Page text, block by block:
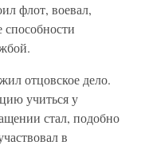
флот, воевал,
отцовское дело.
учиться у
стал, подобно
в